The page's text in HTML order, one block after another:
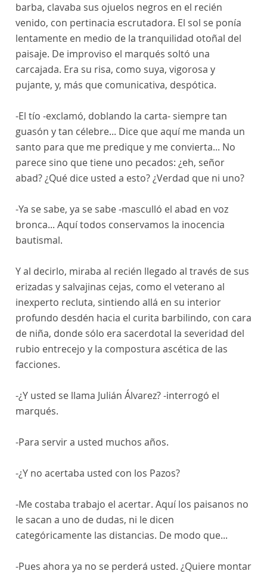
barba, clavaba sus ojuelos negros en el recién
venido, con pertinacia escrutadora. El sol se ponía
lentamente en medio de la tranquilidad otoñal del
paisaje. De improviso el marqués soltó una
carcajada. Era su risa, como suya, vigorosa y
pujante, y, más que comunicativa, despótica.
-El tío -exclamó, doblando la carta- siempre tan
guasón y tan célebre... Dice que aquí me manda un
santo para que me predique y me convierta... No
parece sino que tiene uno pecados: ¿eh, señor
abad? ¿Qué dice usted a esto? ¿Verdad que ni uno?
-Ya se sabe, ya se sabe -masculló el abad en voz
bronca... Aquí todos conservamos la inocencia
bautismal.
Y al decirlo, miraba al recién llegado al través de sus
erizadas y salvajinas cejas, como el veterano al
inexperto recluta, sintiendo allá en su interior
profundo desdén hacia el curita barbilindo, con cara
de niña, donde sólo era sacerdotal la severidad del
rubio entrecejo y la compostura ascética de las
facciones.
-¿Y usted se llama Julián Álvarez? -interrogó el
marqués.
-Para servir a usted muchos años.
-¿Y no acertaba usted con los Pazos?
-Me costaba trabajo el acertar. Aquí los paisanos no
le sacan a uno de dudas, ni le dicen
categóricamente las distancias. De modo que...
-Pues ahora ya no se perderá usted. ¿Quiere montar